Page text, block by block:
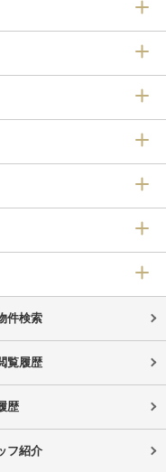
件検索
覧履歴
歴
フ紹介